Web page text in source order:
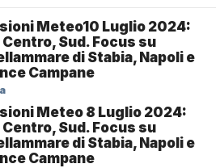
Meteo10 Luglio 2024:
Centro, Sud. Focus su
di Stabia, Napoli e
Campane
Meteo 8 Luglio 2024:
Centro, Sud. Focus su
di Stabia, Napoli e
Campane